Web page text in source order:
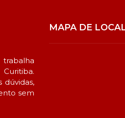
dúvidas,
sem
MAPA DE